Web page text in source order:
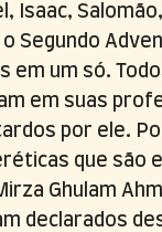
Isaac,
o Segundo
em um só.
em suas
por ele.
que são
Ghulam
declarados